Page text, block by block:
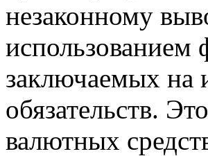
незаконному
использованием
заключаемых на
обязательств.
валютных